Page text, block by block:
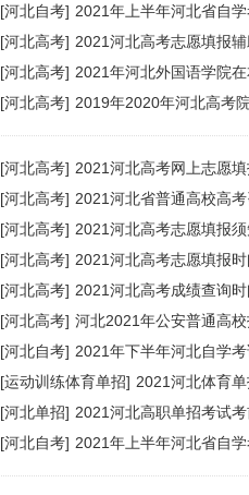
[河北自考] 2021年上半年河北省自
[河北高考] 2021河北高考志愿填报
[河北高考] 2021年河北外国语学院
[河北高考] 2019年2020年河北高考
[河北高考] 2021河北高考网上志愿
[河北高考] 2021河北省普通高校高
[河北高考] 2021河北高考志愿填报
[河北高考] 2021河北高考志愿填报
[河北高考] 2021河北高考成绩查询
[河北高考] 河北2021年公安普通高
[河北自考] 2021年下半年河北自学
[运动训练体育单招] 2021河北体育
[河北单招] 2021河北高职单招考试
[河北自考] 2021年上半年河北省自